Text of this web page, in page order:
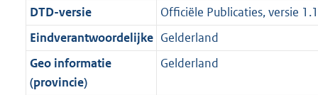
o
r
m
a
a
f
o
r
m
a
n
f
o
r
m
i
n
f
o
r
b
o
t
t
e
:
o
o
t
t
e
DTD-versie
Officiële Publicaties, versie 1.1
Eindverantwoordelijke Gelderland
Geo informatie
(provincie)
Gelderland